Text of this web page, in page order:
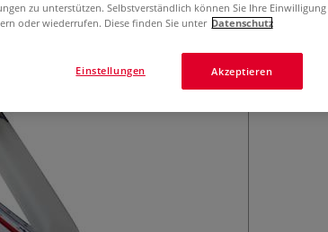
1250,
zu unterstützen. Selbstverständlich können Sie Ihre
oder wiederrufen. Diese finden Sie unter Datenschutz
Akzeptieren
Einstellungen